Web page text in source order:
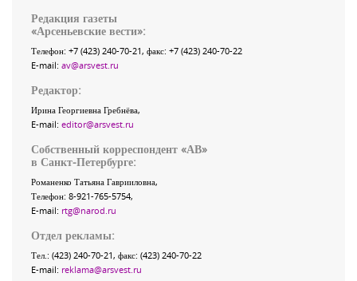
Редакция газеты
«Арсеньевские вести»:
Телефон: +7 (423) 240-70-21, факс: +7 (423) 240-70-22
E-mail: av@arsvest.ru
Редактор:
Ирина Георгиевна Гребнёва,
E-mail: editor@arsvest.ru
Собственный корреспондент «АВ»
в Санкт-Петербурге:
Романенко Татьяна Гаврииловна,
Телефон: 8-921-765-5754,
E-mail: rtg@narod.ru
Отдел рекламы:
Тел.: (423) 240-70-21, факс: (423) 240-70-22
E-mail: reklama@arsvest.ru